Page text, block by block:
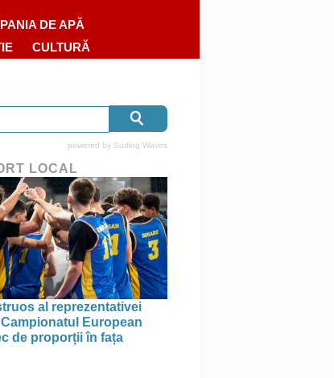
DE APĂ
CULTURĂ
powered by Surfing Waves
LOCAL
al reprezentativei
European
de proporții în fața